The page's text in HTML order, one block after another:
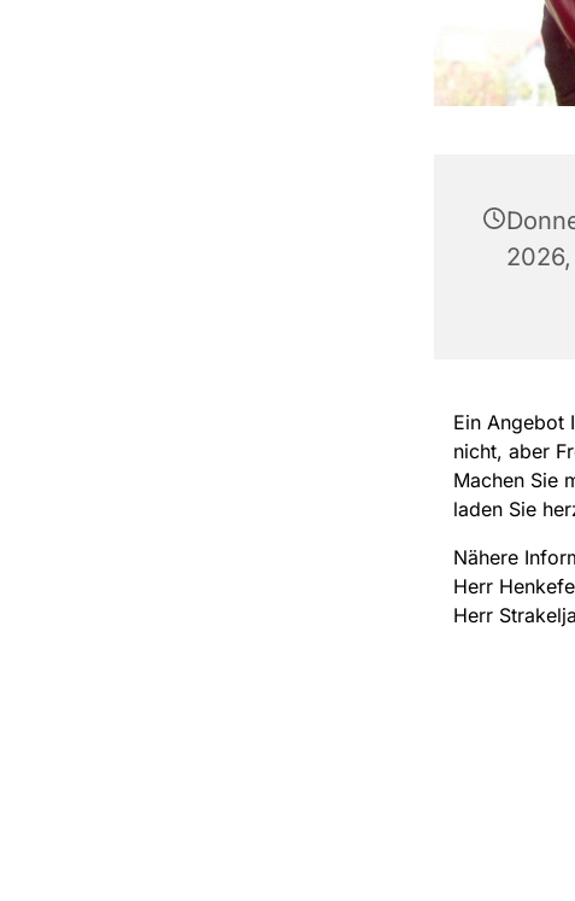
Ein Angebot
nicht, aber
Machen Sie
laden Sie
Nähere
Herr
Herr